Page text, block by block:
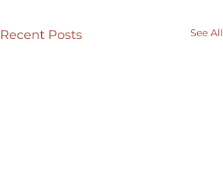
Recent Posts See All